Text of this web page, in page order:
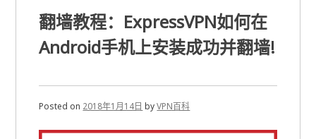
翻墙教程：ExpressVPN如何在
Android手机上安装成功并翻墙!
Posted on 2018年1月14日 byVPN百科